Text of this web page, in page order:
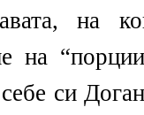
на
на
си